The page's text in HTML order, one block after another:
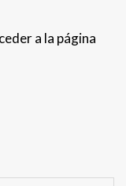
a la página